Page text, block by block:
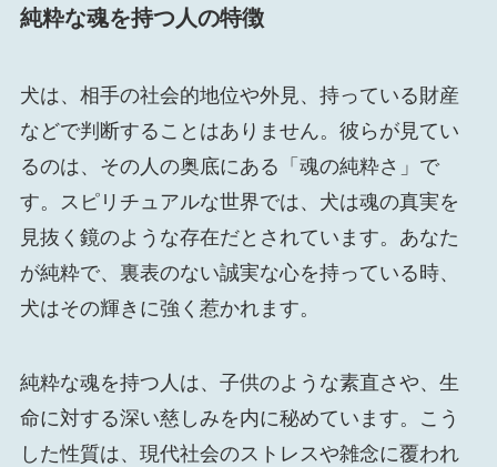
純粋な魂を持つ人の特徴
犬は、相手の社会的地位や外見、持っている財産
などで判断することはありません。彼らが見てい
るのは、その人の奥底にある「魂の純粋さ」で
す。スピリチュアルな世界では、犬は魂の真実を
見抜く鏡のような存在だとされています。あなた
が純粋で、裏表のない誠実な心を持っている時、
犬はその輝きに強く惹かれます。
純粋な魂を持つ人は、子供のような素直さや、生
命に対する深い慈しみを内に秘めています。こう
した性質は、現代社会のストレスや雑念に覆われ